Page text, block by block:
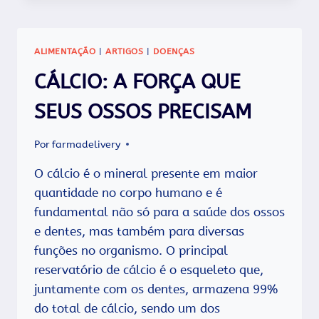
DA
NAS
FÉRIAS
DE
FINAL
ANO
ALIMENTAÇÃO |ARTIGOS DOENÇAS
CÁLCIO: A FORÇA QUE
SEUS OSSOS PRECISAM
Porfarmadelivery
O cálcio é o mineral presente em maior
quantidade no corpo humano e é
fundamental não só para a saúde dos ossos
e dentes, mas também para diversas
funções no organismo. O principal
reservatório de cálcio é o esqueleto que,
juntamente com os dentes, armazena 99%
do total de cálcio, sendo um dos